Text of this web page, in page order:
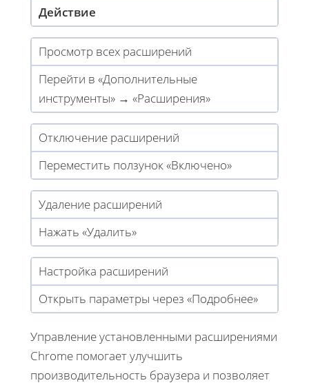
Действие
Просмотр всех расширений
Перейти в «Дополнительные
инструменты» → «Расширения»
Отключение расширений
Переместить ползунок «Включено»
Удаление расширений
Нажать «Удалить»
Настройка расширений
Открыть параметры через «Подробнее»
Управление установленными расширениями
Chrome помогает улучшить
производительность браузера и позволяет